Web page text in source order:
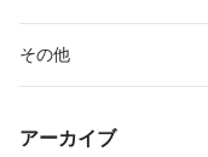
その他
アーカイブ